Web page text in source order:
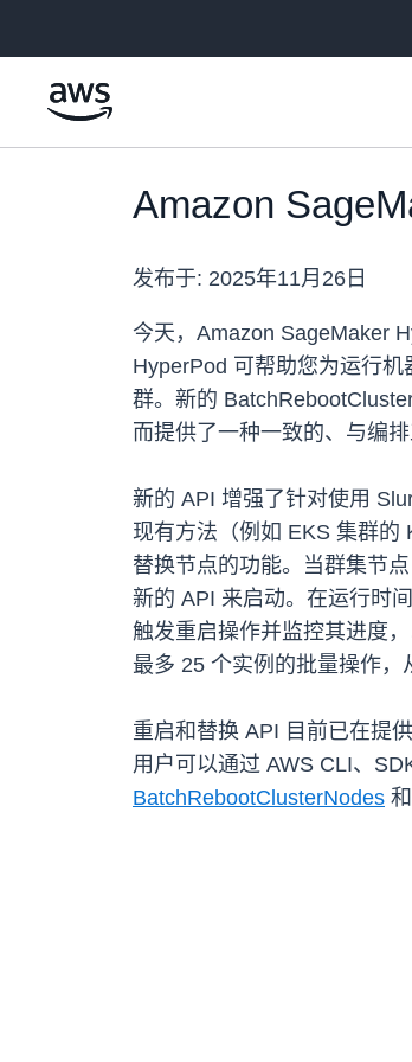
Amazon
发布于: 2025年11月26日
今天，Amazon SageMaker
HyperPod 可帮助您为运行
群。新的
而提供了一种一致的、与编
新的 API 增强了针对使用
现有方法（例如 EKS 集群的
替换节点的功能。当群集节
新的 API 来启动。在运行时
触发重启操作并监控其进度
最多 25 个实例的批量操作，
重启和替换 API 目前已在提
用户可以通过 AWS CLI、
BatchRebootClusterNodes 和